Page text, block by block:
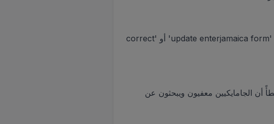
يجب عليك تقديم نموذج جديد. لا توجد طريقة للتعديل بعد الإرسال. عمليات البحث مثل 'update enterjamaica form' أو 'correct
أن الجامايكيين معفيون ويبحثون عن